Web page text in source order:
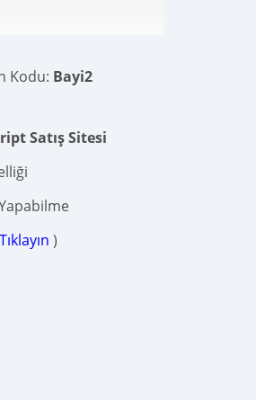
Kodu: Bayi2
Satış Sitesi
)